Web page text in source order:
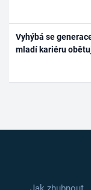
Vyhýbá se
mladí kariéru